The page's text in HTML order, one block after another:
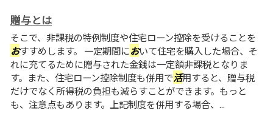
贈与とは
そこで、非課税の特例制度や住宅ローン控除を受けることを
おすすめします。 一定期間において住宅を購入した場合、そ
れに充てるために贈与された金銭は一定額非課税となりま
す。また、住宅ローン控除制度も併用で活用すると、贈与税
だけでなく所得税の負担も減らすことができます。もっと
も、注意点もあります。上記制度を併用する場合、...